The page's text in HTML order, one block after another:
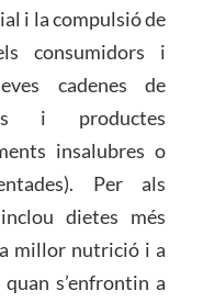
i la compulsió de
consumidors i
cadenes de
i productes
insalubres o
Per als
dietes més
millor nutrició i a
s’enfrontin a